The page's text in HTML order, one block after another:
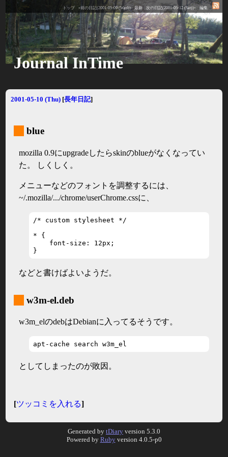
トップ «前の日記(2001-05-09 (Wed)) 最新 次の日記(2001-05-12 (Sat))» 編集
Journal InTime
2001-05-10 (Thu) [長年日記]
blue
mozilla 0.9にupgradeしたらskinのblueがなくなってい
た。 しくしく。
メニューなどのフォントを調整するには、
~/.mozilla/.../chrome/userChrome.cssに、
/* custom stylesheet */
* {
    font-size: 12px;
}
などと書けばよいようだ。
w3m-el.deb
w3m_elのdebはDebianに入ってるそうです。
apt-cache search w3m_el
としてしまったのが敗因。
[ツッコミを入れる]
Generated by tDiary version 5.3.0
Powered by Rubyversion 4.0.5-p0